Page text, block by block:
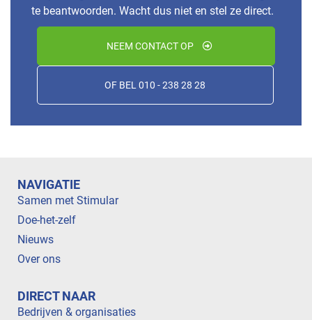
te beantwoorden. Wacht dus niet en stel ze direct.
NEEM CONTACT OP
OF BEL 010 - 238 28 28
NAVIGATIE
Samen met Stimular
Doe-het-zelf
Nieuws
Over ons
DIRECT NAAR
Bedrijven & organisaties